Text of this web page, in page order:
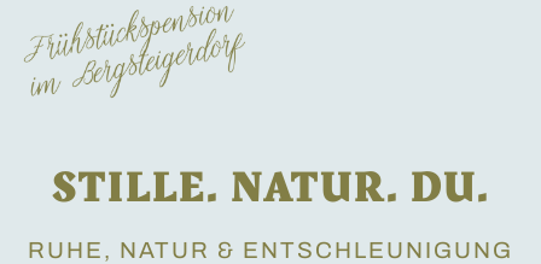
STILLE. NATUR. DU.
RUHE, NATUR & ENTSCHLEUNIGUNG